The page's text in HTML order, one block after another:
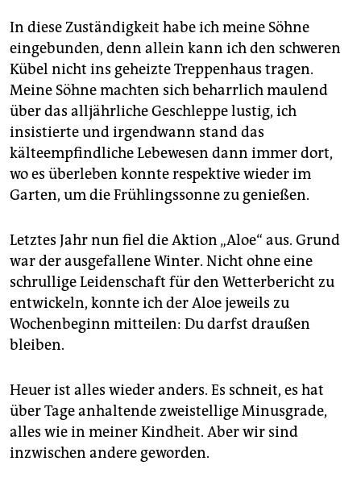
In diese Zuständigkeit habe ich meine Söhne
eingebunden, denn allein kann ich den schweren
Kübel nicht ins geheizte Treppenhaus tragen.
Meine Söhne machten sich beharrlich maulend
über das alljährliche Geschleppe lustig, ich
insistierte und irgendwann stand das
kälteempfindliche Lebewesen dann immer dort,
wo es überleben konnte respektive wieder im
Garten, um die Frühlingssonne zu genießen.
Letztes Jahr nun fiel die Aktion „Aloe“ aus. Grund
war der ausgefallene Winter. Nicht ohne eine
schrullige Leidenschaft für den Wetterbericht zu
entwickeln, konnte ich der Aloe jeweils zu
Wochenbeginn mitteilen: Du darfst draußen
bleiben.
Heuer ist alles wieder anders. Es schneit, es hat
über Tage anhaltende zweistellige Minusgrade,
alles wie in meiner Kindheit. Aber wir sind
inzwischen andere geworden.